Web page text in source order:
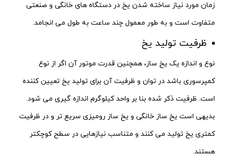
زمان مورد نیاز ساخته شدن یخ در دستگاه های خانگی و صنعتی
متفاوت است و به طور معمول چند ساعت به طول می انجامد.
ظرفیت تولید یخ
نوع و اندازه یک یخ ساز، همچنین قدرت موتور آن اگر از نوع
کمپرسوری باشد در توان و ظرفیت آن برای تولید یخ تعیین کننده
است. ظرفیت ذکر شده بنا بر واحد کیلوگرم اندازه گیری می شود.
بدیهی است یخ ساز خانگی و یخ ساز رومیزی سریع تر و در ظرفیت
کمتری یخ تولید می کنند و متناسب نیازهایی در سطح کوچکتر
هستند.